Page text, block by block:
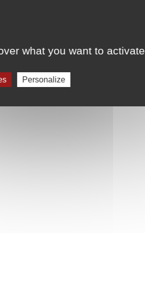
what you want to activate
Personalize